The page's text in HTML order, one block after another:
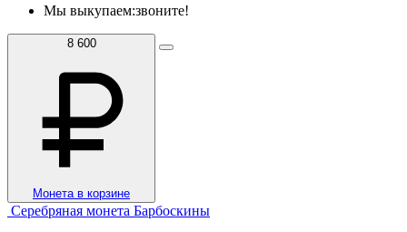
Мы выкупаем:звоните!
8 600
Монета в корзине
Серебряная монета Барбоскины